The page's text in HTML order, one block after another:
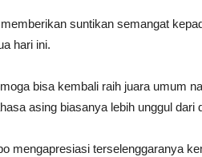
suntikan semangat
hari ini.
bisa kembali raih juara umum
asing biasanya lebih unggul dari
mengapresiasi terselenggaranya